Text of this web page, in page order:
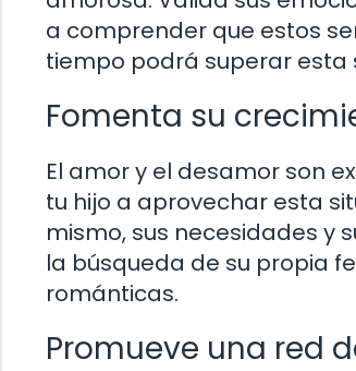
a comprender que estos
tiempo podrá superar esta
Fomenta su
El amor y el desamor son
tu hijo a aprovechar esta
mismo, sus necesidades y
la búsqueda de su propia
románticas.
Promueve una red